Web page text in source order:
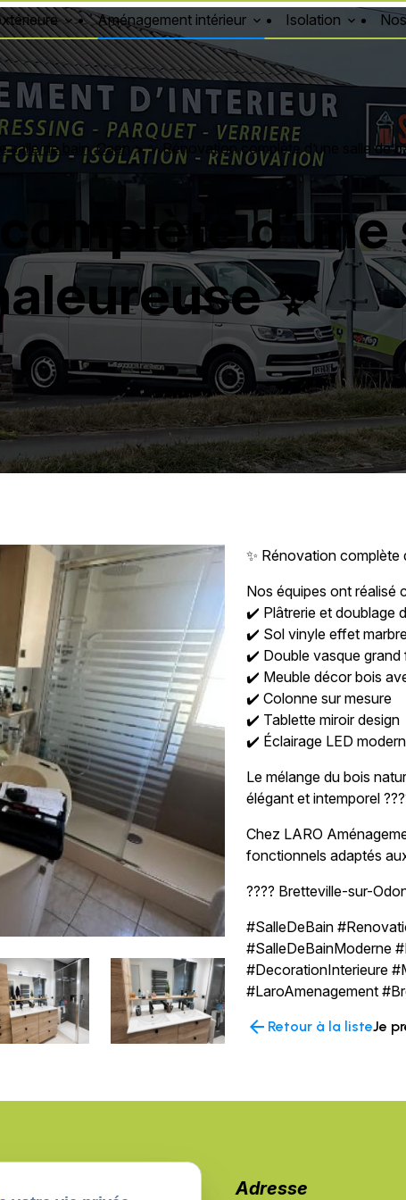
Aménagement intérieur Isolation
de bain, Caen >✨ Rénovation complète d’une salle de
✨
✨ Rénovation complète
Nos équipes ont réalisé
✔️ Plâtrerie et doublage
✔️ Sol vinyle effet
✔️ Double vasque grand
✔️ Meuble décor bois
✔️ Colonne sur mesure
✔️ Tablette miroir design
✔️ Éclairage LED
Le mélange du bois
élégant et intemporel
Chez LARO
fonctionnels adaptés
???? Bretteville-sur-
#SalleDeBain
#SalleDeBainModerne
#DecorationInterieure
#LaroAmenagement
arrow_back Retour à la listeJe
Adresse